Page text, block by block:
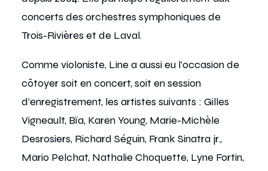
concerts des orchestres symphoniques de
Trois-Rivières et de Laval.
Comme violoniste, Line a aussi eu l’occasion de
côtoyer soit en concert, soit en session
d’enregistrement, les artistes suivants : Gilles
Vigneault, Bïa, Karen Young, Marie-Michèle
Desrosiers, Richard Séguin, Frank Sinatra jr.,
Mario Pelchat, Nathalie Choquette, Lyne Fortin,